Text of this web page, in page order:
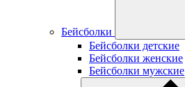
Бейсболки
Бейсболки детские
Бейсболки женские
Бейсболки мужские